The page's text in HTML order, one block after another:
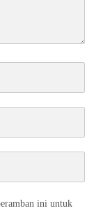
ini untuk